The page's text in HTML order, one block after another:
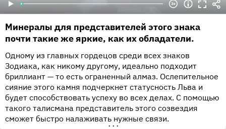
Минералы для представителей этого знака
почти такие же яркие, как их обладатели.
Одному из главных гордецов среди всех знаков
Зодиака, как никому другому, идеально подходит
бриллиант — то есть ограненный алмаз. Ослепительное
сияние этого камня подчеркнет статусность Льва и
будет способствовать успеху во всех делах. С помощью
такого талисмана представитель этого созвездия
сможет быстро налаживать нужные связи.
•••